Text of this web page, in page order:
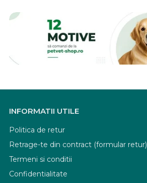
INFORMATII UTILE
Politica de retur
Retrage-te din contract (formular retur)
Termeni si conditii
Confidentialitate